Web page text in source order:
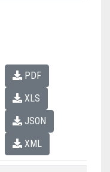
PDF
XLS
JSON
XML